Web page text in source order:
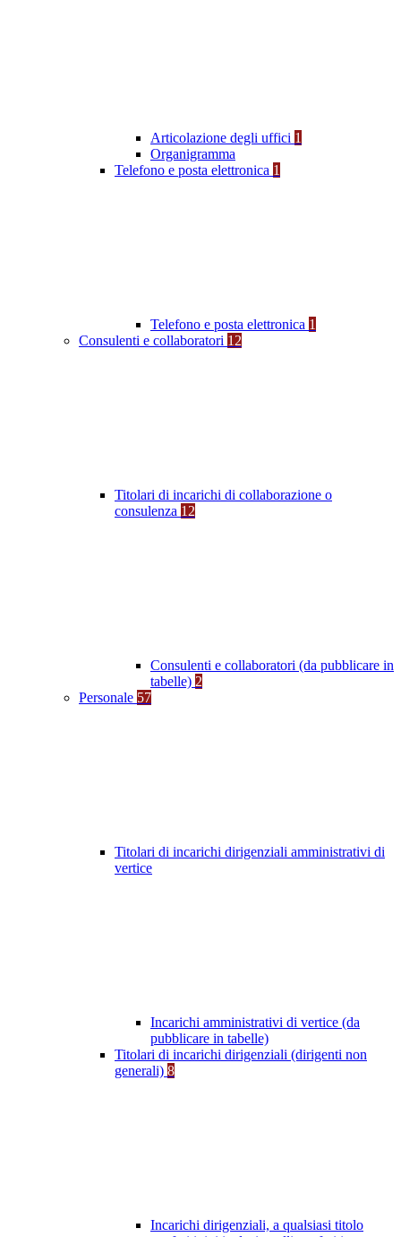
Articolazione degli uffici 1
Organigramma
Telefono e posta elettronica 1
Telefono e posta elettronica 1
Consulenti e collaboratori 12
Titolari di incarichi di collaborazione o
consulenza 12
Consulenti e collaboratori (da pubblicare in
tabelle) 2
Personale 57
Titolari di incarichi dirigenziali amministrativi di
vertice
Incarichi amministrativi di vertice (da
pubblicare in tabelle)
Titolari di incarichi dirigenziali (dirigenti non
generali) 8
Incarichi dirigenziali, a qualsiasi titolo